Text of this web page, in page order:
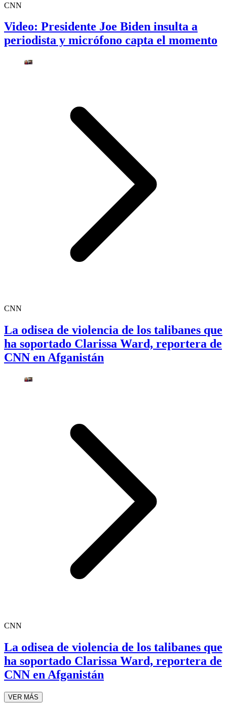
CNN
Video: Presidente Joe Biden insulta a
periodista y micrófono capta el momento
CNN
La odisea de violencia de los talibanes que
ha soportado Clarissa Ward, reportera de
CNN en Afganistán
CNN
La odisea de violencia de los talibanes que
ha soportado Clarissa Ward, reportera de
CNN en Afganistán
VER MÁS